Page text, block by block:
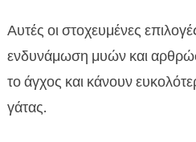
Αυτές οι στοχευμένες
ενδυνάμωση μυών και
το άγχος και κάνουν
γάτας.